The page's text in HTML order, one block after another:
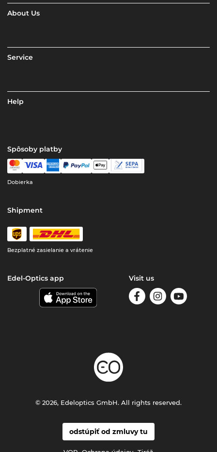
About Us
Service
Help
Spôsoby platby
Dobierka
Shipment
Bezplatné zasielanie a vrátenie
Edel-Optics app Visit us
odstúpiť od zmluvy tu
© 2026, Edeloptics GmbH. All rights reserved.